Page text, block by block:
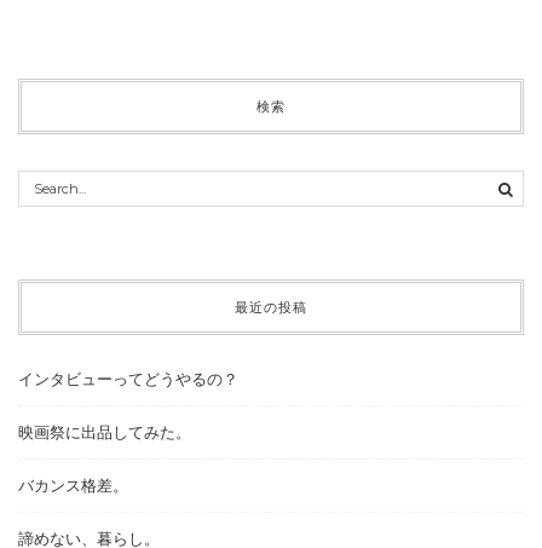
検索
最近の投稿
インタビューってどうやるの？
映画祭に出品してみた。
バカンス格差。
諦めない、暮らし。